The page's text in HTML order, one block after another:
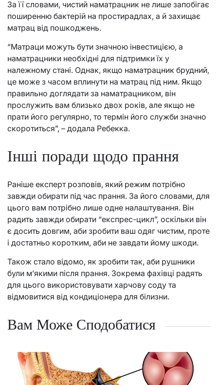
За її словами, чистий наматрацник не лише запобігає
поширенню бактерій на простирадлах, а й захищає
матрац від пошкоджень.
“Матраци можуть бути значною інвестицією, а
наматрацники необхідні для підтримки їх у
належному стані. Однак, якщо наматрацник брудний,
це може з часом вплинути на матрац під ним. Якщо
правильно доглядати за наматрацником, він
прослужить вам близько двох років, але якщо не
прати його регулярно, то термін його служби значно
скоротиться”, – додала Ребекка.
Інші поради щодо прання
Раніше експерт розповів, який режим потрібно
завжди обирати під час прання. За його словами, для
цього вам потрібно лише одне налаштування. Він
радить завжди обирати “експрес-цикл”, оскільки він
є досить довгим, аби зробити ваш одяг чистим, проте
і достатньо коротким, аби не завдати йому шкоди.
Також стало відомо, як зробити так, аби рушники
були м’якими після прання. Зокрема фахівці радять
для цього використовувати харчову соду та
відмовитися від кондиціонера для білизни.
Вам Може Сподобатися